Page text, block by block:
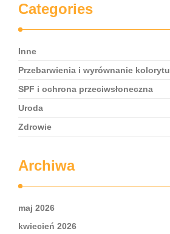
Categories
Inne
Przebarwienia i wyrównanie kolorytu
SPF i ochrona przeciwsłoneczna
Uroda
Zdrowie
Archiwa
maj 2026
kwiecień 2026